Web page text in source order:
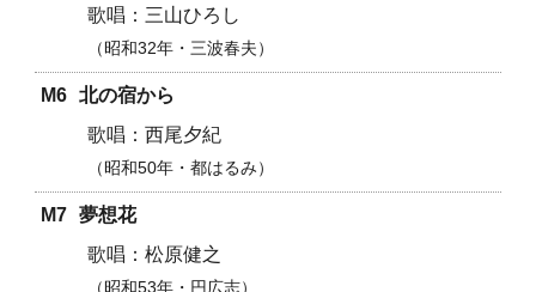
三山ひろし
昭和32年・三波春夫
M6 北の宿から
西尾夕紀
昭和50年・都はるみ
M7 夢想花
松原健之
昭和53年・円広志